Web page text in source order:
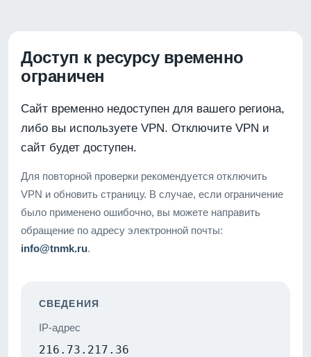
Доступ к ресурсу временно
ограничен
Сайт временно недоступен для вашего региона,
либо вы используете VPN. Отключите VPN и
сайт будет доступен.
Для повторной проверки рекомендуется отключить
VPN и обновить страницу. В случае, если ограничение
было применено ошибочно, вы можете направить
обращение по адресу электронной почты:
info@tnmk.ru.
СВЕДЕНИЯ
IP-адрес
216.73.217.36